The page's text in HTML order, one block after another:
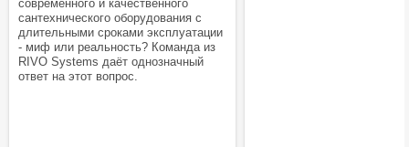
современного и качественного
сантехнического оборудования с
длительными сроками эксплуатации
- миф или реальность? Команда из
RIVO Systems даёт однозначный
ответ на этот вопрос.